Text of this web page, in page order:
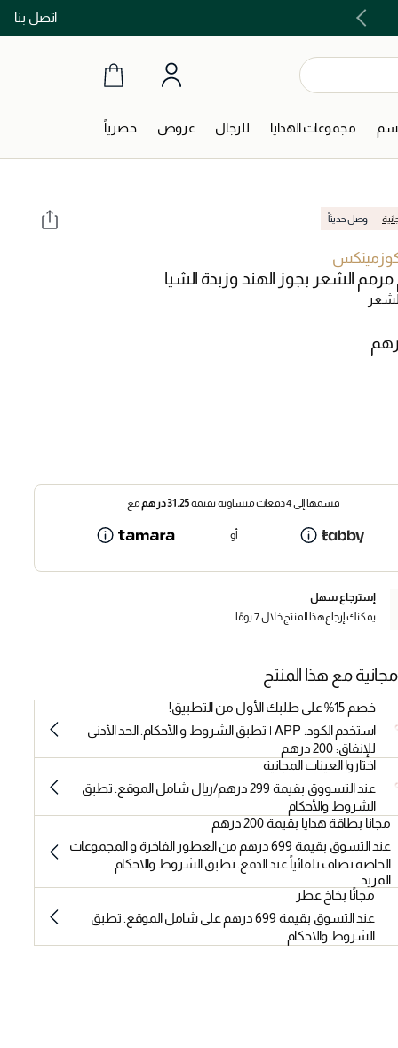
اتصل بنااشتري الآن و ادفع لاحقاً مع تابي و تمارا!
مجموعات الهدايا للرجال عروض حصرياً
وصل حديثاً
كوزميتكس
الشعر بجوز الهند وزبدة الشيا
قسمها إلى 4 دفعات متساوية بقيمة 31.25درهممع
أو
إسترجاع سهل
يمكنك إرجاع هذا المنتج خلال 7 يومًا.
مع هذا المنتج
خصم 15% على طلبك الأول من التطبيق!
استخدم الكود: APP | تطبق الشروط و الأحكام. الحد الأدنى
للإنفاق: 200 درهم
اختاروا العينات المجانية
عند التسووق بقيمة 299 درهم/ريال شامل الموقع. تطبق
الشروط والأحكام
مجانا بطاقة هدايا بقيمة 200 درهم
عند التسوق بقيمة 699 درهم من العطور الفاخرة و المجموعات
الخاصة تضاف تلقائياً عند الدفع. تطبق الشروط والاحكام
المزيد
مجانًا بخاخ عطر
عند التسوق بقيمة 699 درهم على شامل الموقع. تطبق
الشروط والاحكام